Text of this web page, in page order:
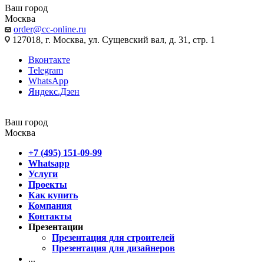
Ваш город
Москва
order@cc-online.ru
127018, г. Москва, ул. Сущевский вал, д. 31, стр. 1
Вконтакте
Telegram
WhatsApp
Яндекс.Дзен
Ваш город
Москва
+7 (495) 151-09-99
Whatsapp
Услуги
Проекты
Как купить
Компания
Контакты
Презентации
Презентация для строителей
Презентация для дизайнеров
...